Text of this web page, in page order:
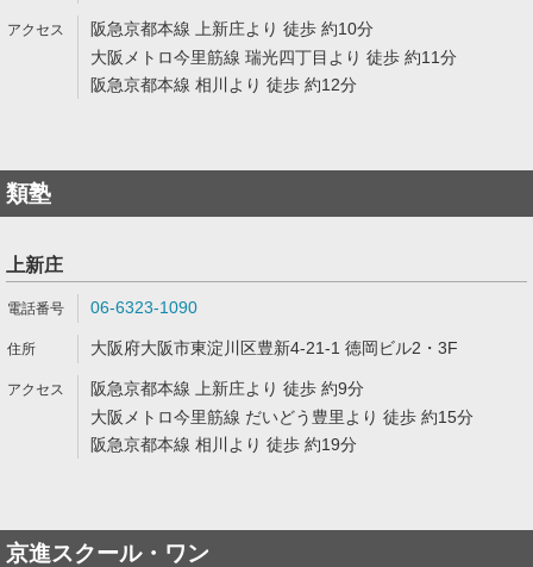
阪急京都本線 上新庄より 徒歩 約10分
大阪メトロ今里筋線 瑞光四丁目より 徒歩 約11分
阪急京都本線 相川より 徒歩 約12分
類塾
上新庄
06-6323-1090
大阪府大阪市東淀川区豊新4-21-1 徳岡ビル2・3F
阪急京都本線 上新庄より 徒歩 約9分
大阪メトロ今里筋線 だいどう豊里より 徒歩 約15分
阪急京都本線 相川より 徒歩 約19分
京進スクール・ワン